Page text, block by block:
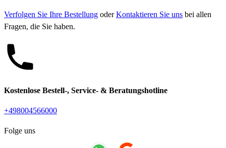
Verfolgen Sie Ihre Bestellung oderKontaktieren Sie uns bei allen
Fragen, die Sie haben.
Kostenlose Bestell-, Service- & Beratungshotline
+498004566000
Folge uns